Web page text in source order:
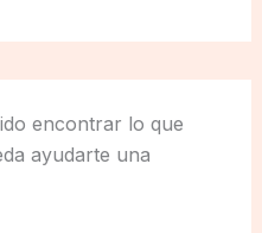
encontrar lo que
ayudarte una